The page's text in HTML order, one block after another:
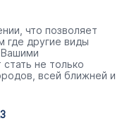
что позволяет
где другие виды
не только
всей ближней и